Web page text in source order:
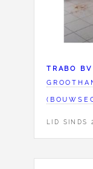
TRABO BV
LID SINDS